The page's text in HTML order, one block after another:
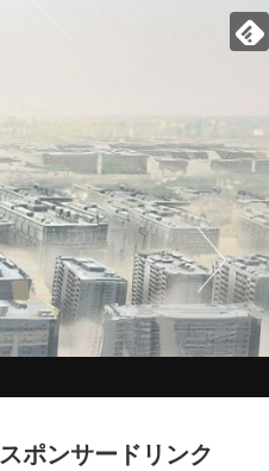
スポンサードリンク